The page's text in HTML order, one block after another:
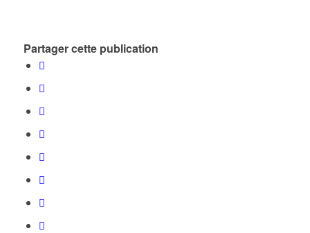
Partager cette publication